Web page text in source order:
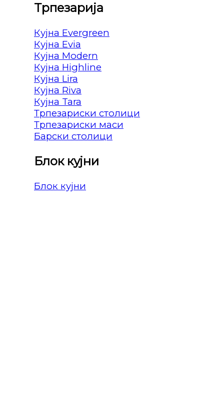
Трпезарија
Кујна Evergreen
Кујна Evia
Кујна Modern
Кујна Highline
Кујна Lira
Кујна Riva
Кујна Tara
Трпезариски столици
Трпезариски маси
Барски столици
Блок кујни
Блок кујни